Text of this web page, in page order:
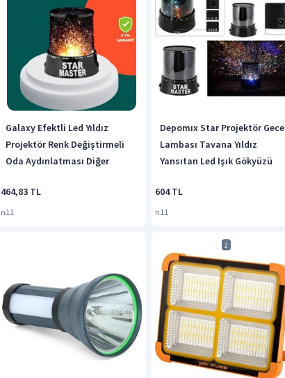
Galaxy Efektli Led Yıldız
Projektör Renk Değiştirmeli
Oda Aydınlatması Diğer
464,83 TL
n11
Depomıx Star Projektör Gece
Lambası Tavana Yıldız
Yansıtan Led Işık Gökyüzü
604 TL
n11
2